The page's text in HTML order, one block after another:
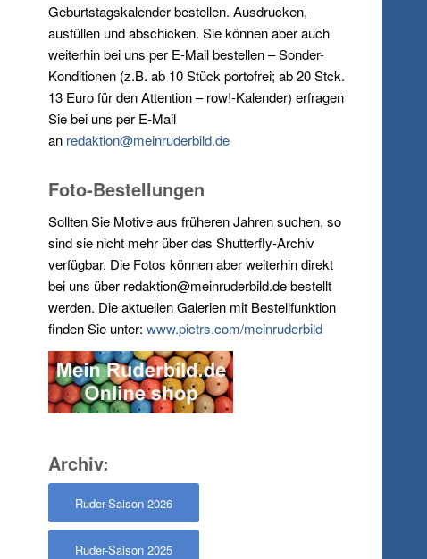
Geburtstagskalender bestellen. Ausdrucken,
ausfüllen und abschicken. Sie können aber auch
weiterhin bei uns per E-Mail bestellen – Sonder-
Konditionen (z.B. ab 10 Stück portofrei; ab 20 Stck.
13 Euro für den Attention – row!-Kalender) erfragen
Sie bei uns per E-Mail
an redaktion@meinruderbild.de
Foto-Bestellungen
Sollten Sie Motive aus früheren Jahren suchen, so
sind sie nicht mehr über das Shutterfly-Archiv
verfügbar. Die Fotos können aber weiterhin direkt
bei uns über redaktion@meinruderbild.de bestellt
werden. Die aktuellen Galerien mit Bestellfunktion
finden Sie unter: www.pictrs.com/meinruderbild
Archiv:
Ruder-Saison 2026
Ruder-Saison 2025